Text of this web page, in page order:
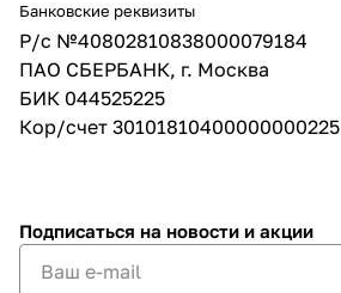
Банковские реквизиты
Р/с №40802810838000079184
ПАО СБЕРБАНК, г. Москва
БИК 044525225
Кор/счет 30101810400000000225
Подписаться на новости и акции